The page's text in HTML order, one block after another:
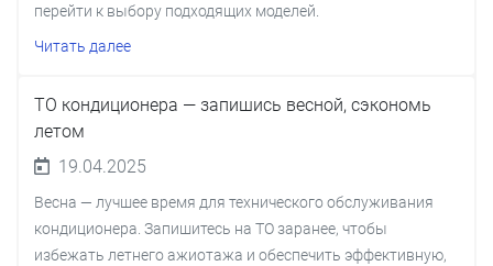
перейти к выбору подходящих моделей.
Читать далее
ТО кондиционера — запишись весной, сэкономь
летом
19.04.2025
Весна — лучшее время для технического обслуживания
кондиционера. Запишитесь на ТО заранее, чтобы
избежать летнего ажиотажа и обеспечить эффективную,